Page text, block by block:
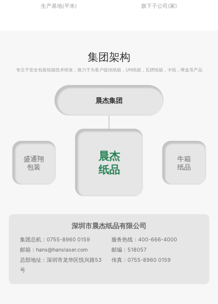
生产基地(平米) 旗下子公司(家)
集团架构
专注于安全包装纸箱技术研发，致力于为客户提供纸箱，UN纸箱，瓦楞纸箱，卡纸，啤盒等产品
晨杰集团
盛通翔
包装
晨杰
纸品
牛箱
纸品
深圳市晨杰纸品有限公司
集团总机：0755-8960 0159
服务热线：400-666-4000
邮箱：hans@hanslaser.com
邮编：518057
总部地址：深圳市龙华区悦兴路53
号
传真：0755-8960 0159